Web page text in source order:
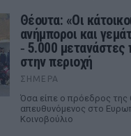
Θέουτα: «Οι
ανήμποροι και
‑ 5.000 μετανάστες
στην περιοχή
ΣΉΜΕΡΑ
Όσα είπε ο πρόεδρος της
απευθυνόμενος στο
Κοινοβούλιο